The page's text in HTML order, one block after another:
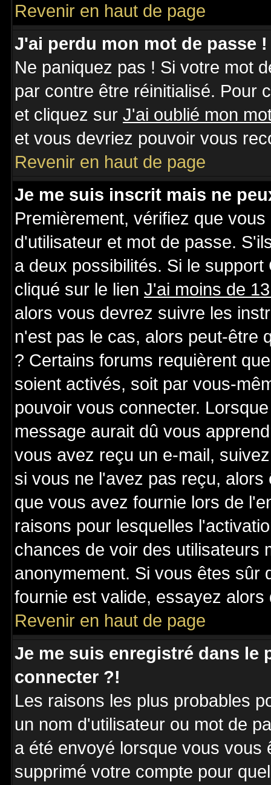
Revenir en haut de page
J'ai perdu mon mot de passe !
Ne paniquez pas ! Si votre mot
par contre être réinitialisé. Pour
et cliquez sur J'ai oublié mon
et vous devriez pouvoir vous
Revenir en haut de page
Je me suis inscrit mais ne
Premièrement, vérifiez que
d'utilisateur et mot de passe.
a deux possibilités. Si le
cliqué sur le lien J'ai moins de
alors vous devrez suivre les
n'est pas le cas, alors peut-être
? Certains forums requièrent
soient activés, soit par vous-
pouvoir vous connecter.
message aurait dû vous
vous avez reçu un e-mail,
si vous ne l'avez pas reçu,
que vous avez fournie lors de
raisons pour lesquelles
chances de voir des utilisateurs
anonymement. Si vous êtes sûr
fournie est valide, essayez
Revenir en haut de page
Je me suis enregistré dans le
connecter ?!
Les raisons les plus probables
un nom d'utilisateur ou mot de
a été envoyé lorsque vous
supprimé votre compte pour